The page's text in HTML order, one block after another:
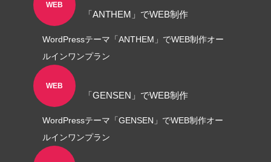
2021.04.07WEB
「ANTHEM」でWEB制作
WordPressテーマ「ANTHEM」でWEB制作オー
ルインワンプラン
WEB
「GENSEN」でWEB制作
WordPressテーマ「GENSEN」でWEB制作オー
ルインワンプラン